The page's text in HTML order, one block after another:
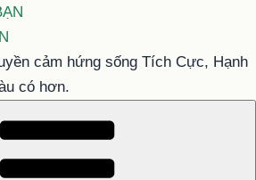
cảm hứng sống Tích Cực, Hạnh
có hơn.